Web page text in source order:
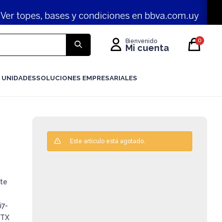
SOLUCIONES EMPRESARIALES
0
Este artículo está agotado.